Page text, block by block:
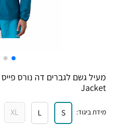
Jacket
מידת ביגוד:
S
L
XL